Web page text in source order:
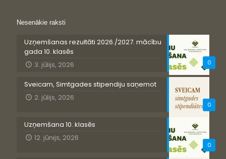
Nesenākie raksti
0
Uzņemšanas rezultāti 2026./2027. mācību
gada 10. klasēs
3. jūlijs, 2026
0
Sveicam, Simtgades stipendiju saņemot
2. jūlijs, 2026
0
Uzņemšana 10. klasēs
12. jūnijs, 2026